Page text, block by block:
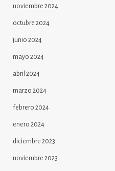
noviembre 2024
octubre 2024
junio 2024
mayo 2024
abril 2024
marzo 2024
febrero 2024
enero 2024
diciembre 2023
noviembre 2023